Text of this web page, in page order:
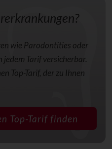
wie Parodontities oder
Tarif versicherbar.
Top-Tarif, der zu Ihnen
Top-Tarif finden